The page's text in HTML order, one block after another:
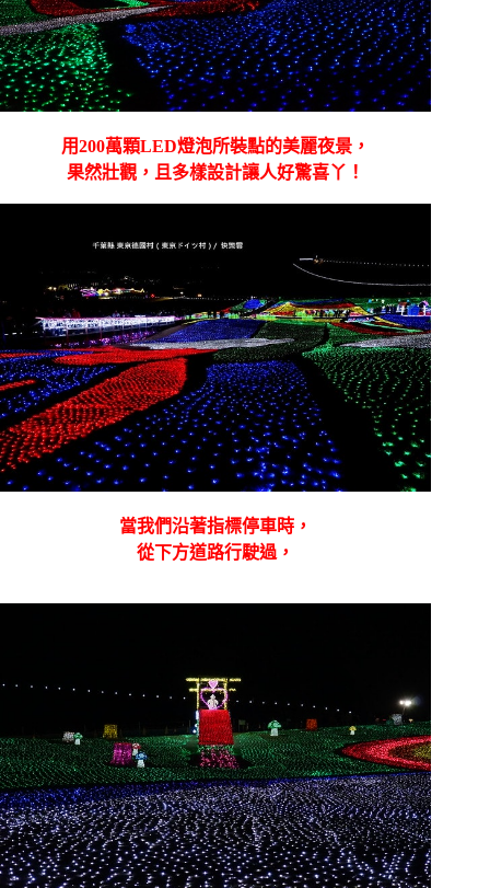
用200萬顆LED燈泡所裝點的美麗夜景，
果然壯觀，且多樣設計讓人好驚喜丫！
當我們沿著指標停車時，
從下方道路行駛過，